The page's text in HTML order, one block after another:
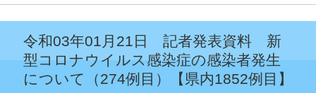
令和03年01月21日 記者発表資料 新
型コロナウイルス感染症の感染者発生
について（274例目）【県内1852例目】